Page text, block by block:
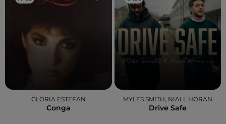
GLORIA ESTEFAN
Conga
MYLES SMITH, NIALL HORAN
Drive Safe